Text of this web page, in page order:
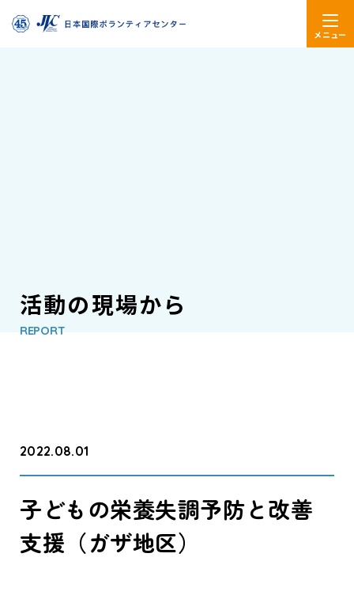
メニュー
活動の現場から
REPORT
2022.08.01
子どもの栄養失調予防と改善
支援（ガザ地区）